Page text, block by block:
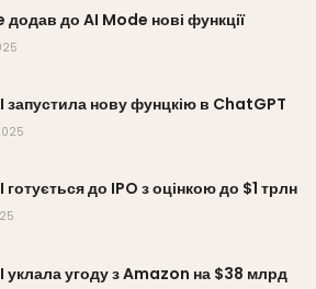
до AI Mode нові функції
запустила нову фунцкію в ChatGPT
до IPO з оцінкою до $1 трлн
уклала угоду з Amazon на $38 млрд